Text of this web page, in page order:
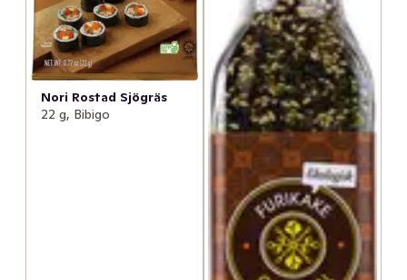
Nori Rostad Sjögräs
22 g, Bibigo